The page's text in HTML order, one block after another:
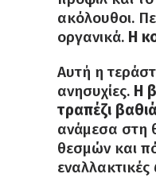
ακόλουθοι.
οργανικά. Η
Αυτή η
ανησυχίες. Η
τραπέζι
ανάμεσα στη
θεσμών και